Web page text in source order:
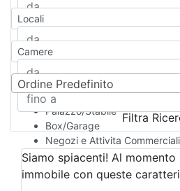
Attico/Mansarda
Rustico/Casale
Camera d'Albergo
Multiproprietà
Palazzo/Stabile
Box/Garage
Negozi e Attivita
Qualsiasi
Attività/Licenza Commerciale
Azienda Agricola
Locali
Camere
Ordine Predefinito
Filtra
Siamo spiacenti! Al
immobile con queste